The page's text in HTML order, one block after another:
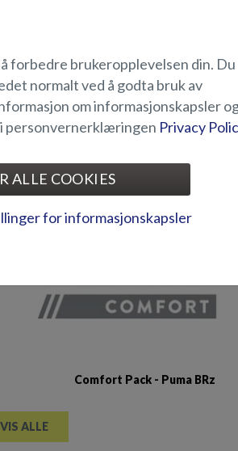
Comfort Pack - Eagle BRX
Comfort Pack - Puma BRz
VIS ALLE
forbedre brukeropplevelsen din. Du
normalt ved å godta bruk av
om informasjonskapsler
i personvernerklæringen Privacy
ALLE COOKIES
for informasjonskapsler